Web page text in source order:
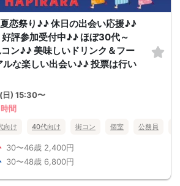
祭り♪♪ 休日の出会い応援♪♪
評参加受付中♪♪ ほぼ30代～
ン♪♪ 美味しいドリンク＆フー
ルな楽しい出会い♪♪ 投票は行い
日) 15:30〜
間
向け 40代向け 街コン 個室 公務員
30〜46歳 2,400円
30〜48歳 6,800円